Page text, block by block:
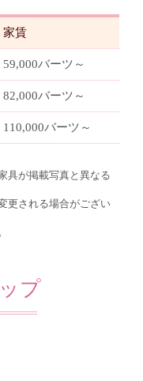
家賃
59,000バーツ～
82,000バーツ～
110,000バーツ～
具が掲載写真と異なる
更される場合がござい
プ